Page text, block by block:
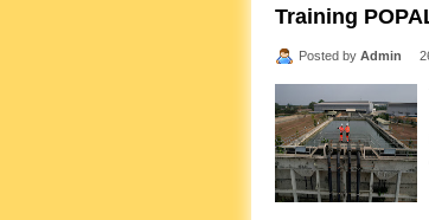
Training
Posted by Admin